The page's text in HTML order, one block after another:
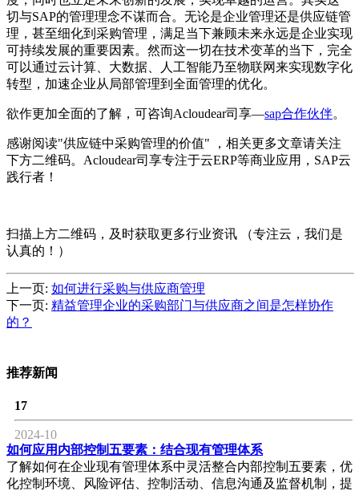
切与SAP的管理理念不谋而合。无论是企业管理还是供应链管
理，甚至细化到采购管理，满足当下兼顾未来永远是企业实现
可持续发展的重要因素。然而这一切在技术变革的当下，完全
可以通过云计算、大数据、人工智能乃至物联网来实现数字化
转型，加速企业从局部管理到全面管理的优化。
欲作更加全面的了解，可咨询Acloudear司享—sap合作伙伴。
感谢阅读"供应链中采购管理的价值" ，相关更多文章请关注
下方二维码。Acloudear司享专注于云ERP等商业应用，SAP云
践行者！
扫描上方二维码，及时获取更多行业资讯 （专注云，我们是
认真的！）
上一页: 如何进行采购与供应商管理
下一页: 精益管理企业的采购部门与供应商之间是怎样协作
的？
推荐新闻
17
2024-10
如何应用内部控制五要素：结合现有管理体系
了解如何在企业现有管理体系中灵活整合内部控制五要素，优
化控制环境、风险评估、控制活动、信息沟通及监督机制，提